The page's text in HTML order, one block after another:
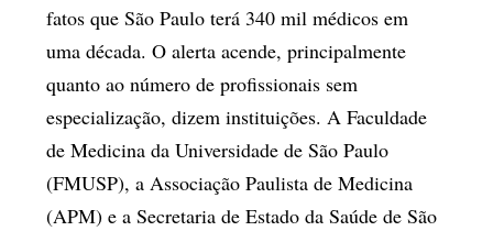
fatos que São Paulo terá 340 mil médicos em
uma década. O alerta acende, principalmente
quanto ao número de profissionais sem
especialização, dizem instituições. A Faculdade
de Medicina da Universidade de São Paulo
(FMUSP), a Associação Paulista de Medicina
(APM) e a Secretaria de Estado da Saúde de São